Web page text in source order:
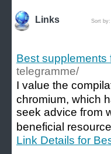
Links Sort by:
Best supplements
telegramme/
I value the
chromium, whіch
seek advice fгom
beneficial
Link Details for